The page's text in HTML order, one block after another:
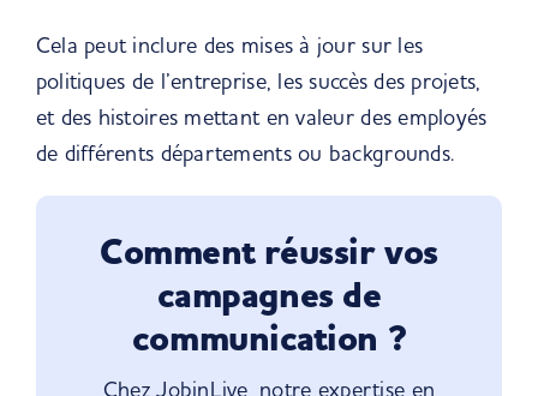
Cela peut inclure des mises à jour sur les
politiques de l’entreprise, les succès des projets,
et des histoires mettant en valeur des employés
de différents départements ou backgrounds.
Comment réussir vos
campagnes de
communication ?
Chez JobinLive, notre expertise en